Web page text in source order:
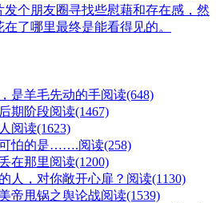
个朋友圈寻找些慰藉和存在感，然
了哪里最终是能看得见的。
是羊毛先动的手阅读(648)
期阶段阅读(1467)
阅读(1623)
可怕的是…….阅读(258)
在那里阅读(1200)
人，对你敞开心扉？ 阅读(1130)
帝甩锅之舆论战阅读(1539)